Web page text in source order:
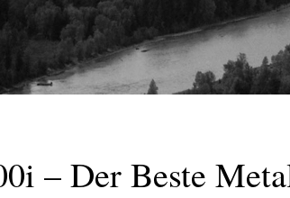
– Der Beste